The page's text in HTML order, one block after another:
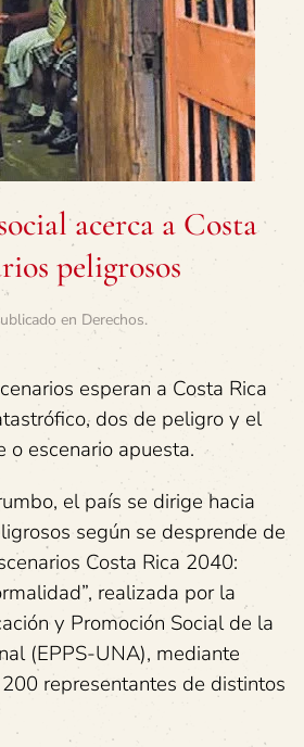
acerca a Costa
peligrosos
en Derechos.
esperan a Costa Rica
dos de peligro y el
o escenario apuesta.
el país se dirige hacia
según se desprende de
Costa Rica 2040:
realizada por la
y Promoción Social de la
(EPPS-UNA), mediante
representantes de distintos